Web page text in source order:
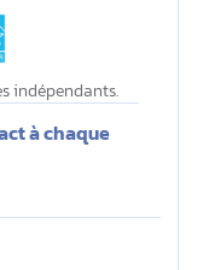
indépendants.
à chaque